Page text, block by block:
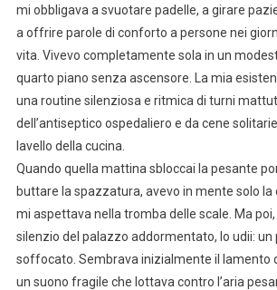
mi obbligava a svuotare padelle, a girare
a offrire parole di conforto a persone nei
vita. Vivevo completamente sola in un
quarto piano senza ascensore. La mia
una routine silenziosa e ritmica di turni
dell’antiseptico ospedaliero e da cene
lavello della cucina.
Quando quella mattina sbloccai la pesante
buttare la spazzatura, avevo in mente solo la
mi aspettava nella tromba delle scale. Ma
silenzio del palazzo addormentato, lo udii: un
soffocato. Sembrava inizialmente il lamento
un suono fragile che lottava contro l’aria